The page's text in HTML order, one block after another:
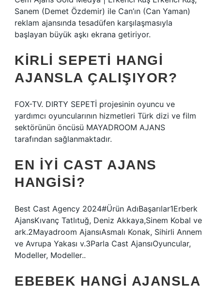
Sanem (Demet Özdemir) ile Can’ın (Can Yaman)
reklam ajansında tesadüfen karşılaşmasıyla
başlayan büyük aşkı ekrana getiriyor.
KIRLI SEPETI HANGI
AJANSLA ÇALIŞIYOR?
FOX-TV. DIRTY SEPETİ projesinin oyuncu ve
yardımcı oyuncularının hizmetleri Türk dizi ve film
sektörünün öncüsü MAYADROOM AJANS
tarafından sağlanmaktadır.
EN IYI CAST AJANS
HANGISI?
Best Cast Agency 2024#Ürün AdıBaşarılar1Erberk
AjansKıvanç Tatlıtuğ, Deniz Akkaya,Sinem Kobal ve
ark.2Mayadroom AjansıAsmalı Konak, Sihirli Annem
ve Avrupa Yakası v.3Parla Cast AjansıOyuncular,
Modeller, Modeller..
EBEBEK HANGI AJANSLA